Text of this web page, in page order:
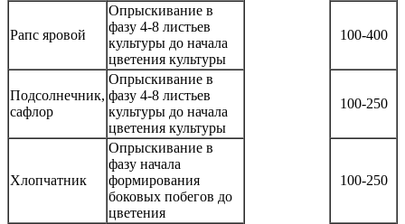
Рапс яровой
Опрыскивание в
фазу 4-8 листьев
культуры до начала
цветения культуры
100-400
Подсолнечник,
сафлор
Опрыскивание в
фазу 4-8 листьев
культуры до начала
цветения культуры
100-250
Хлопчатник
Опрыскивание в
фазу начала
формирования
боковых побегов до
цветения
100-250